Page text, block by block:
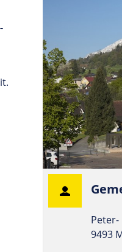
Peter-
9493